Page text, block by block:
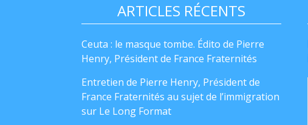
ARTICLES RÉCENTS
Ceuta : le masque tombe. Édito de Pierre
Henry, Président de France Fraternités
Entretien de Pierre Henry, Président de
France Fraternités au sujet de l’immigration
sur Le Long Format